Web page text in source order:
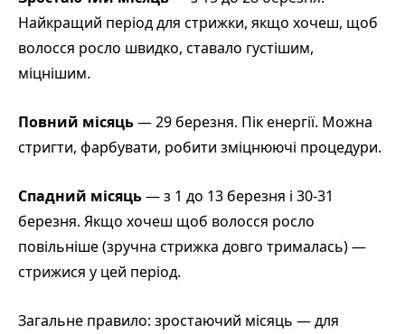
Найкращий період для стрижки, якщо хочеш, щоб
волосся росло швидко, ставало густішим,
міцнішим.
Повний місяць— 29 березня. Пік енергії. Можна
стригти, фарбувати, робити зміцнюючі процедури.
Спадний місяць— з 1 до 13 березня і 30-31
березня. Якщо хочеш щоб волосся росло
повільніше (зручна стрижка довго трималась) —
стрижися у цей період.
Загальне правило: зростаючий місяць — для